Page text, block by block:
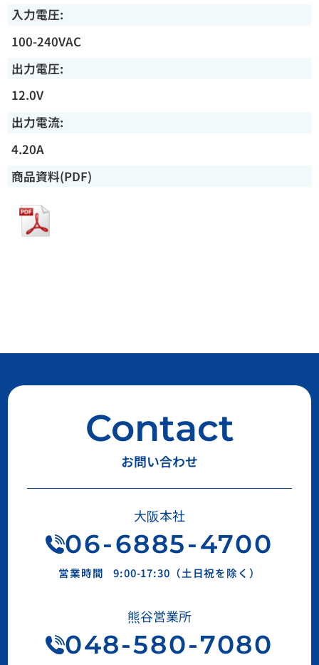
入力電圧:
100-240VAC
出力電圧:
12.0V
出力電流:
4.20A
商品資料(PDF)
Contact
お問い合わせ
大阪本社
06-6885-4700
営業時間 9:00-17:30（土日祝を除く）
熊谷営業所
048-580-7080